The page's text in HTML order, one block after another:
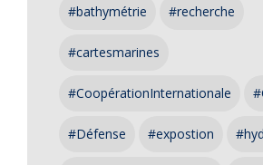
#bathymétrie #recherche
#cartesmarines
#CoopérationInternationale
#Défense #expostion